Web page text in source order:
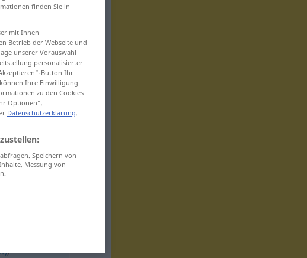
,
finden Sie in
mit Ihnen
Betrieb der Webseite und
unserer Vorauswahl
personalisierter
Button Ihr
Ihre Einwilligung
zu den Cookies
Optionen“.
Datenschutzerklärung.
Speichern von
Messung von